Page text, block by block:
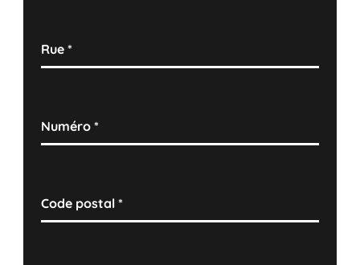
Rue*
Numéro*
Code postal*